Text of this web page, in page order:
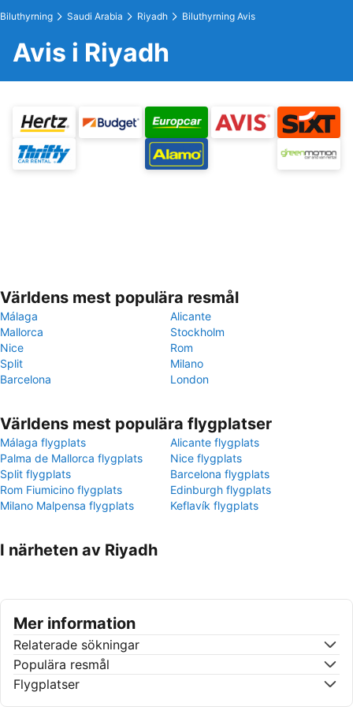
Biluthyrning Saudi Arabia Riyadh Biluthyrning Avis
Avis i Riyadh
Världens mest populära resmål
Málaga
Alicante
Mallorca
Stockholm
Nice
Rom
Split
Milano
Barcelona
London
Världens mest populära flygplatser
Málaga flygplats
Alicante flygplats
Palma de Mallorca flygplats
Nice flygplats
Split flygplats
Barcelona flygplats
Rom Fiumicino flygplats
Edinburgh flygplats
Milano Malpensa flygplats
Keflavík flygplats
I närheten av Riyadh
Mer information
Relaterade sökningar
Populära resmål
Flygplatser